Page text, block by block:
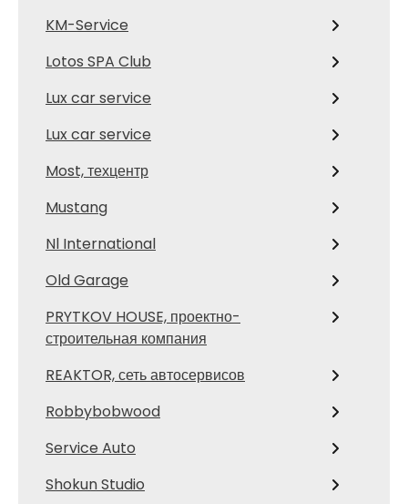
KM-Service
Lotos SPA Club
Lux car service
Lux car service
Most, техцентр
Mustang
Nl International
Old Garage
PRYTKOV HOUSE, проектно-
строительная компания
REAKTOR, сеть автосервисов
Robbybobwood
Service Auto
Shokun Studio